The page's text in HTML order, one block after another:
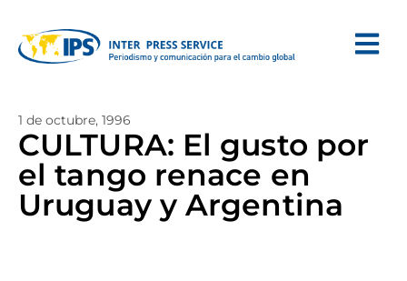
1 de octubre, 1996
CULTURA: El gusto por
el tango renace en
Uruguay y Argentina